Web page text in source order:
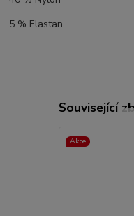
5 % Elastan
Související
Akce